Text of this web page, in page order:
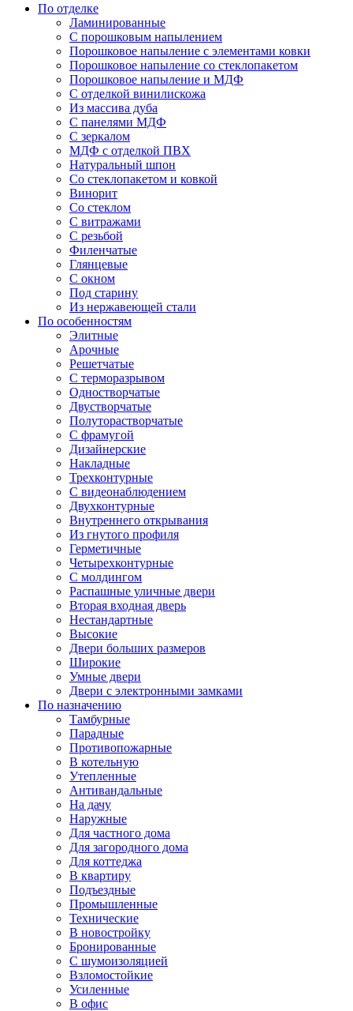
По отделке
Ламинированные
С порошковым напылением
Порошковое напыление с элементами ковки
Порошковое напыление со стеклопакетом
Порошковое напыление и МДФ
С отделкой винилискожа
Из массива дуба
С панелями МДФ
С зеркалом
МДФ с отделкой ПВХ
Натуральный шпон
Со стеклопакетом и ковкой
Винорит
Со стеклом
С витражами
С резьбой
Филенчатые
Глянцевые
С окном
Под старину
Из нержавеющей стали
По особенностям
Элитные
Арочные
Решетчатые
С терморазрывом
Одностворчатые
Двустворчатые
Полуторастворчатые
С фрамугой
Дизайнерские
Накладные
Трехконтурные
С видеонаблюдением
Двухконтурные
Внутреннего открывания
Из гнутого профиля
Герметичные
Четырехконтурные
С молдингом
Распашные уличные двери
Вторая входная дверь
Нестандартные
Высокие
Двери больших размеров
Широкие
Умные двери
Двери с электронными замками
По назначению
Тамбурные
Парадные
Противопожарные
В котельную
Утепленные
Антивандальные
На дачу
Наружные
Для частного дома
Для загородного дома
Для коттеджа
В квартиру
Подъездные
Промышленные
Технические
В новостройку
Бронированные
С шумоизоляцией
Взломостойкие
Усиленные
В офис